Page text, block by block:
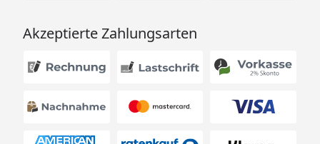
Akzeptierte Zahlungsarten